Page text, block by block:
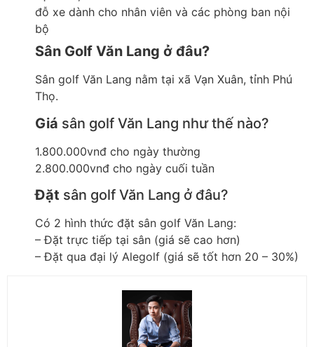
đỗ xe dành cho nhân viên và các phòng ban nội
bộ
Sân Golf Văn Lang ở đâu?
Sân golf Văn Lang nằm tại xã Vạn Xuân, tỉnh Phú
Thọ.
Giá sân golf Văn Lang như thế nào?
1.800.000vnđ cho ngày thường
2.800.000vnđ cho ngày cuối tuần
Đặt sân golf Văn Lang ở đâu?
Có 2 hình thức đặt sân golf Văn Lang:
– Đặt trực tiếp tại sân (giá sẽ cao hơn)
– Đặt qua đại lý Alegolf (giá sẽ tốt hơn 20 – 30%)